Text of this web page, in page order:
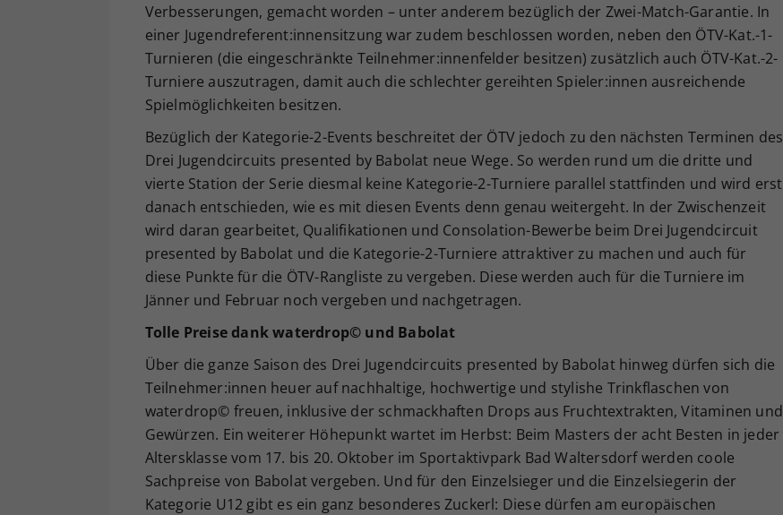
Verbesserungen, gemacht worden – unter anderem bezüglich der Zwei-Match-Garantie. In
einer Jugendreferent:innensitzung war zudem beschlossen worden, neben den ÖTV-Kat.-1-
Turnieren (die eingeschränkte Teilnehmer:innenfelder besitzen) zusätzlich auch ÖTV-Kat.-2-
Turniere auszutragen, damit auch die schlechter gereihten Spieler:innen ausreichende
Spielmöglichkeiten besitzen.
Bezüglich der Kategorie-2-Events beschreitet der ÖTV jedoch zu den nächsten Terminen des
Drei Jugendcircuits presented by Babolat neue Wege. So werden rund um die dritte und
vierte Station der Serie diesmal keine Kategorie-2-Turniere parallel stattfinden und wird erst
danach entschieden, wie es mit diesen Events denn genau weitergeht. In der Zwischenzeit
wird daran gearbeitet, Qualifikationen und Consolation-Bewerbe beim Drei Jugendcircuit
presented by Babolat und die Kategorie-2-Turniere attraktiver zu machen und auch für
diese Punkte für die ÖTV-Rangliste zu vergeben. Diese werden auch für die Turniere im
Jänner und Februar noch vergeben und nachgetragen.
Tolle Preise dank waterdrop© und Babolat
Über die ganze Saison des Drei Jugendcircuits presented by Babolat hinweg dürfen sich die
Teilnehmer:innen heuer auf nachhaltige, hochwertige und stylishe Trinkflaschen von
waterdrop© freuen, inklusive der schmackhaften Drops aus Fruchtextrakten, Vitaminen und
Gewürzen. Ein weiterer Höhepunkt wartet im Herbst: Beim Masters der acht Besten in jeder
Altersklasse vom 17. bis 20. Oktober im Sportaktivpark Bad Waltersdorf werden coole
Sachpreise von Babolat vergeben. Und für den Einzelsieger und die Einzelsiegerin der
Kategorie U12 gibt es ein ganz besonderes Zuckerl: Diese dürfen am europäischen